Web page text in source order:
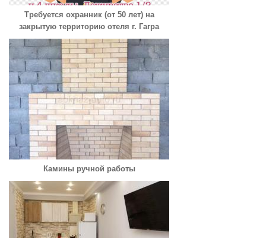
Требуется охранник (от 50 лет) на
закрытую территорию отеля г. Гагра
Камины ручной работы